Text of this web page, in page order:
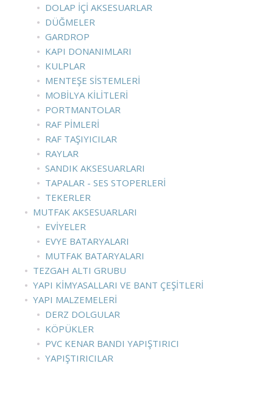
DOLAP İÇI AKSESUARLAR
DÜĞMELER
GARDROP
KAPI DONANIMLARI
KULPLAR
MENTEŞE SISTEMLERI
MOBILYA KILITLERI
PORTMANTOLAR
RAF PIMLERI
RAF TAŞIYICILAR
RAYLAR
SANDIK AKSESUARLARI
TAPALAR - SES STOPERLERI
TEKERLER
MUTFAK AKSESUARLARI
EVIYELER
EVYE BATARYALARI
MUTFAK BATARYALARI
TEZGAH ALTI GRUBU
YAPI KIMYASALLARI VE BANT ÇEŞITLERI
YAPI MALZEMELERI
DERZ DOLGULAR
KÖPÜKLER
PVC KENAR BANDI YAPIŞTIRICI
YAPIŞTIRICILAR